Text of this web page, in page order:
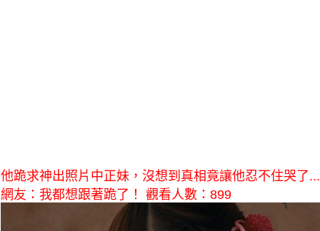
他跪求神出照片中正妹，沒想到真相竟讓他忍不住哭了...
網友：我都想跟著跪了！ 觀看人數：899